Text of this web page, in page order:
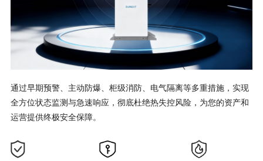
通过早期预警、主动防爆、柜级消防、电气隔离等多重措施，实现
全方位状态监测与急速响应，彻底杜绝热失控风险，为您的资产和
运营提供终极安全保障。